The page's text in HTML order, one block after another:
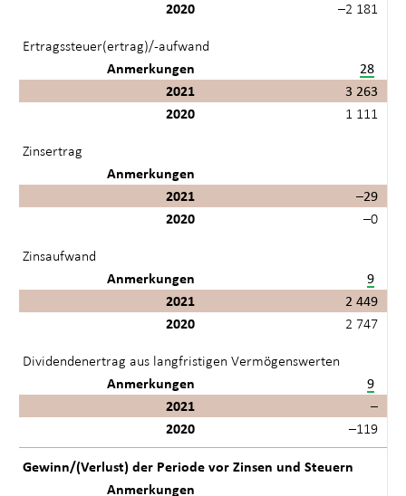
2020
–2 181
Ertragssteuer(ertrag)/-aufwand
Anmerkungen
28
2021
3 263
2020
1 111
Zinsertrag
Anmerkungen
2021
–29
2020
–0
Zinsaufwand
Anmerkungen
9
2021
2 449
2020
2 747
Dividendenertrag aus langfristigen Vermögenswerten
Anmerkungen
9
2021
–
2020
–119
Gewinn/(Verlust) der Periode vor Zinsen und Steuern
Anmerkungen